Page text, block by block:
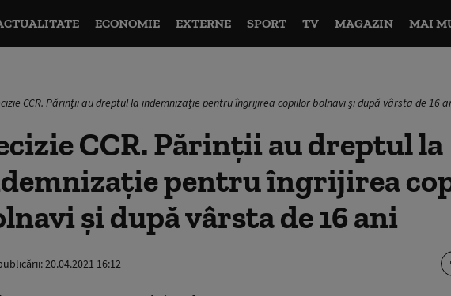
ECONOMIE EXTERNE SPORT TV MAGAZIN MAI
CCR. Părinții au dreptul la indemnizaţie pentru îngrijirea copiilor bolnavi şi după vârsta de 16
CCR. Părinții au dreptul la
pentru îngrijirea
şi după vârsta de 16 ani
20.04.2021 16:12